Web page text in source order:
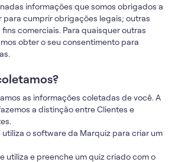
informações que somos obrigados a
para cumprir obrigações legais; outras
comerciais. Para quaisquer outras
obter o seu consentimento para
as informações coletadas de você. A
a distinção entre Clientes e
utiliza o software da Marquiz para criar um
utiliza e preenche um quiz criado com o